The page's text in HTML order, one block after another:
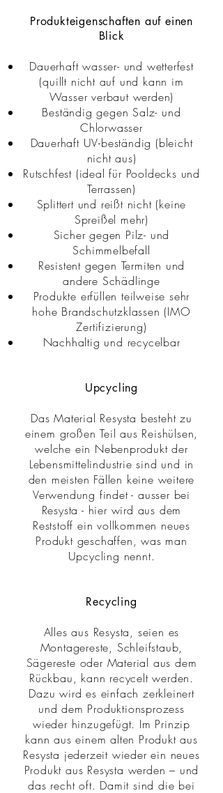
Produkteigenschaften auf einen
Blick
Dauerhaft wasser- und wetterfest
(quillt nicht auf und kann im
Wasser verbaut werden)
Beständig gegen Salz- und
Chlorwasser
Dauerhaft UV-beständig (bleicht
nicht aus)
Rutschfest (ideal für Pooldecks und
Terrassen)
Splittert und reißt nicht (keine
Spreißel mehr)
Sicher gegen Pilz- und
Schimmelbefall
Resistent gegen Termiten und
andere Schädlinge
Produkte erfüllen teilweise sehr
hohe Brandschutzklassen (IMO
Zertifizierung)
Nachhaltig und recycelbar
Upcycling
Das Material Resysta besteht zu
einem großen Teil aus Reishülsen,
welche ein Nebenprodukt der
Lebensmittelindustrie sind und in
den meisten Fällen keine weitere
Verwendung findet - ausser bei
Resysta - hier wird aus dem
Reststoff ein vollkommen neues
Produkt geschaffen, was man
Upcycling nennt.
Recycling
Alles aus Resysta, seien es
Montagereste, Schleifstaub,
Sägereste oder Material aus dem
Rückbau, kann recycelt werden.
Dazu wird es einfach zerkleinert
und dem Produktionsprozess
wieder hinzugefügt. Im Prinzip
kann aus einem alten Produkt aus
Resysta jederzeit wieder ein neues
Produkt aus Resysta werden – und
das recht oft. Damit sind die bei